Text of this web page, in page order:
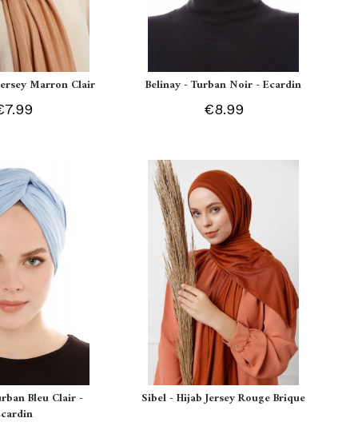
Marron Clair Belinay - Turban Noir - Ecardin
€8.99
Bleu Clair -
Sibel - Hijab Jersey Rouge Brique